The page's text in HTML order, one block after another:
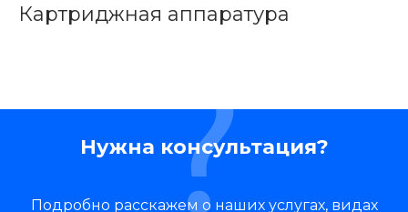
Картриджная аппаратура
Нужна консультация?
Подробно расскажем о наших услугах, видах